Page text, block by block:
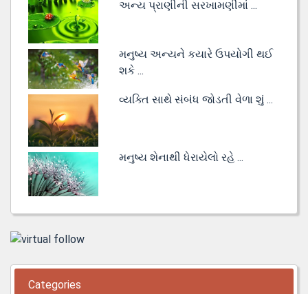
અન્ય પ્રાણીની સરખામણીમાં ...
મનુષ્ય અન્યને કયારે ઉપયોગી થઈ
શકે ...
વ્યક્તિ સાથે સંબંધ જોડતી વેળા શું ...
મનુષ્ય શેનાથી ધેરાયેલો રહે ...
Categories